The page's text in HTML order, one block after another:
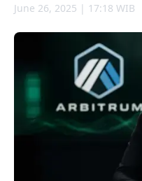
June 26, 2025 | 17:18 WIB